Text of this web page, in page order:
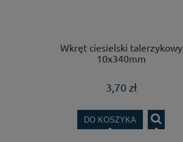
Wkręt ciesielski talerzykowy
10x340mm
3,70 zł
DO KOSZYKA